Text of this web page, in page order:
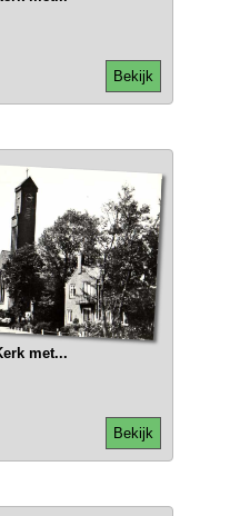
Bekijk
met...
Bekijk